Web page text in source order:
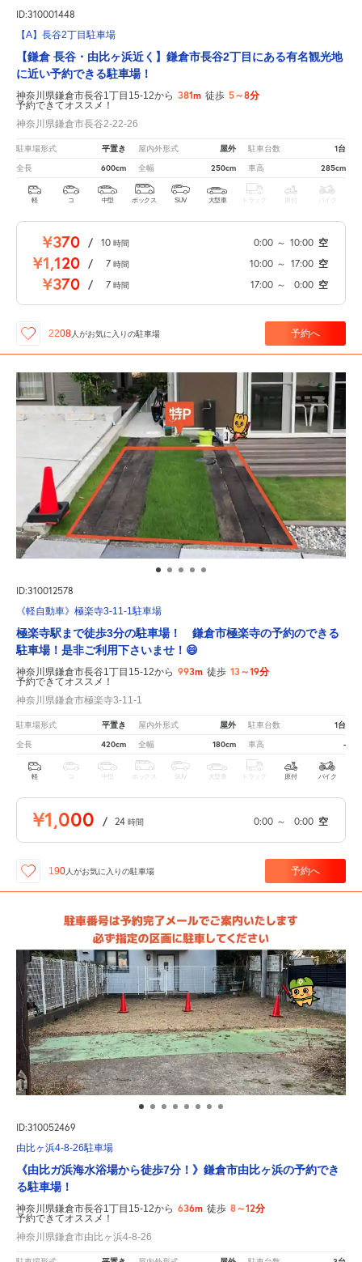
ID:310001448
【A】長谷2丁目駐車場
【鎌倉 長谷・由比ヶ浜近く】鎌倉市長谷2丁目にある有名観光地
に近い予約できる駐車場！
神奈川県鎌倉市長谷1丁目15-12から 381m 徒歩 5～8分
予約できてオススメ！
神奈川県鎌倉市長谷2-22-26
駐車場形式 平置き 屋内外形式 屋外 駐車台数 1台
全長 600cm 全幅 250cm 車高 285cm
軽 コ 中型 ボックス SUV 大型車 トラック 原付 バイク
¥370 / 10 時間 0:00 ～ 10:00 空
¥1,120 / 7 時間 10:00 ～ 17:00 空
¥370 / 7 時間 17:00 ～ 0:00 空
2208 人がお気に入りの駐車場 予約へ
ID:310012578
《軽自動車》極楽寺3-11-1駐車場
極楽寺駅まで徒歩3分の駐車場！ 鎌倉市極楽寺の予約のできる
駐車場！是非ご利用下さいませ！😄
神奈川県鎌倉市長谷1丁目15-12から 993m 徒歩 13～19分
予約できてオススメ！
神奈川県鎌倉市極楽寺3-11-1
駐車場形式 平置き 屋内外形式 屋外 駐車台数 1台
全長 420cm 全幅 180cm 車高 -
軽 中型 ボックス SUV 大型車 トラック 原付 バイク
¥1,000 / 24 時間 0:00 ～ 0:00 空
190 人がお気に入りの駐車場 予約へ
ID:310052469
由比ヶ浜4-8-26駐車場
《由比ガ浜海水浴場から徒歩7分！》鎌倉市由比ヶ浜の予約でき
る駐車場！
神奈川県鎌倉市長谷1丁目15-12から 636m 徒歩 8～12分
予約できてオススメ！
神奈川県鎌倉市由比ヶ浜4-8-26